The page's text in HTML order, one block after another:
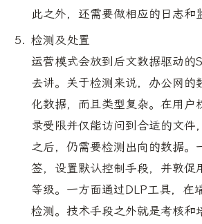
此之外，还需要做相应的日志和
检测及处置
运营模式会放到后文数据驱动的
去讲。关于检测来说，办公网的
化数据，而且类型复杂。在用户
录受限并仅能访问到合适的文件
之后，仍需要检测出向的数据。
签，设置默认控制手段，并敦促
等级。一方面通过DLP工具，在
检测。技术手段之外就是考核和